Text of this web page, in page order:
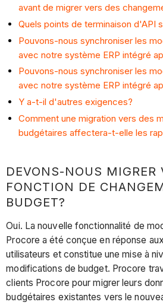
avant de migrer vers des
Quels points de terminaison d'API
Pouvons-nous synchroniser les
avec notre système ERP intégré
Pouvons-nous synchroniser les
avec notre système ERP intégré
Y a-t-il d'autres exigences?
Comment une migration vers des
budgétaires affectera-t-elle les
DEVONS-NOUS MIGRER
FONCTION DE
BUDGET?
Oui. La nouvelle fonctionnalité de
Procore a été conçue en réponse
utilisateurs et constitue une mise à
modifications de budget. Procore
clients Procore pour migrer leurs
budgétaires existantes vers le